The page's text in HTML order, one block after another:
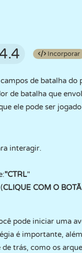
Incorporar
de batalha
de batalha que
ele pode ser
interagir.
"CTRL"
CLIQUE COM O
pode iniciar uma
é importante,
trás, como os